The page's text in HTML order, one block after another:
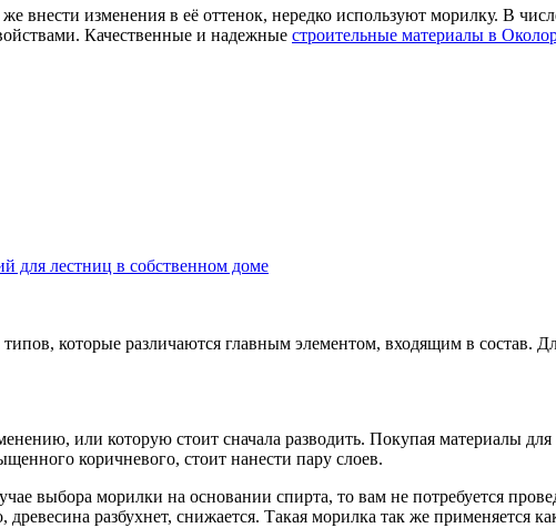
внести изменения в её оттенок, нередко используют морилку. В
Качественные и надежные строительные материалы в
для лестниц в собственном доме
которые различаются главным элементом, входящим в состав.
или которую стоит сначала разводить. Покупая материалы
коричневого, стоит нанести пару слоев.
выбора морилки на основании спирта, то вам не потребуется
древесина разбухнет, снижается. Такая морилка так же применяется